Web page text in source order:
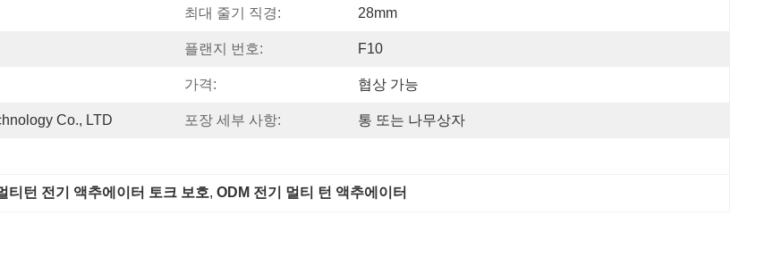
최대 줄기 직경: 28mm
플랜지 번호: F10
가격: 협상 가능
Co., LTD 포장 세부 사항: 통 또는 나무상자
티턴 전기 액추에이터 토크 보호, ODM 전기 멀티 턴 액추에이터